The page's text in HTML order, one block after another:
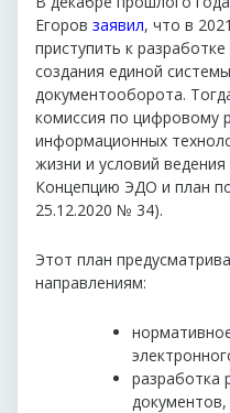
Егоров заявил, что в
приступить к
создания единой
документооборота.
комиссия по цифровому
информационных
жизни и условий ведения
Концепцию ЭДО и план
25.12.2020 № 34).
Этот план
направлениям:
разработка
документов,